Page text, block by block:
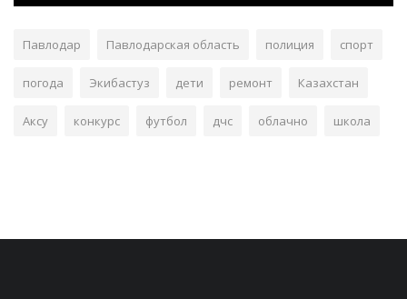
Павлодар Павлодарская область полиция спорт
погода Экибастуз дети ремонт Казахстан
Аксу конкурс футбол дчс облачно школа